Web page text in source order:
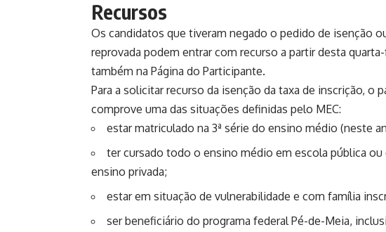
Recursos
Os candidatos que tiveram negado o pedido de isenção
reprovada podem entrar com recurso a partir desta
também na Página do Participante.
Para a solicitar recurso da isenção da taxa de inscrição, o
comprove uma das situações definidas pelo MEC:
estar matriculado na 3ª série do ensino médio (neste
ter cursado todo o ensino médio em escola pública
ensino privada;
estar em situação de vulnerabilidade e com família
ser beneficiário do programa federal Pé-de-Meia,